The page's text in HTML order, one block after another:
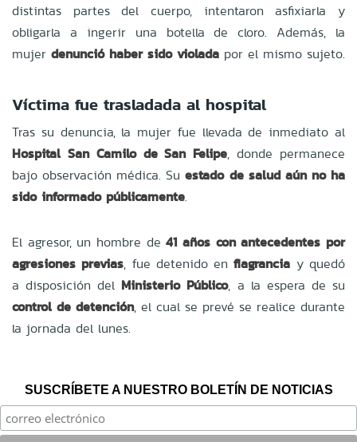
distintas partes del cuerpo, intentaron asfixiarla y
obligarla a ingerir una botella de cloro. Además, la
mujer denunció haber sido violada por el mismo sujeto.
Víctima fue trasladada al hospital
Tras su denuncia, la mujer fue llevada de inmediato al
Hospital San Camilo de San Felipe, donde permanece
bajo observación médica. Suestado de salud aún no ha
sido informado públicamente.
El agresor, un hombre de41 años con antecedentes por
agresiones previas, fue detenido enflagrancia y quedó
a disposición del Ministerio Público, a la espera de su
control de detención, el cual se prevé se realice durante
la jornada del lunes.
SUSCRÍBETE A NUESTRO BOLETÍN DE NOTICIAS